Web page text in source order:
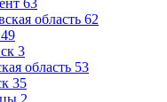
63
область 62
49
3
область 53
35
2